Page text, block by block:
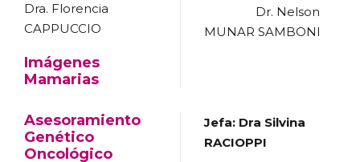
Dra. Florencia
CAPPUCCIO
Imágenes
Mamarias
Dr. Nelson
MUNAR SAMBONI
Asesoramiento
Genético
Oncológico
Jefa: Dra Silvina
RACIOPPI